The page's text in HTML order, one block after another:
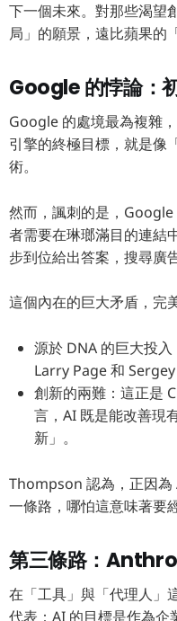
下一個未來。對那些渴望
局」的願景，遠比蘋果的
Google 的悖論：
Google 的處境最為複雜
引擎的終極目標，就是像
術。
然而，諷刺的是，
者需要在琳瑯滿目的連結
步到位給出答案，搜尋廣
這個內在的巨大矛盾，完
源於 DNA 的巨大投
Larry Page 和
創新的兩難：這正是
言，AI 既是能改善現
新」。
Thompson 認為，正因為
一條路，哪怕這意味著要
第三條路：
在「工具」與「代理人
代表：AI 的目標是作為企